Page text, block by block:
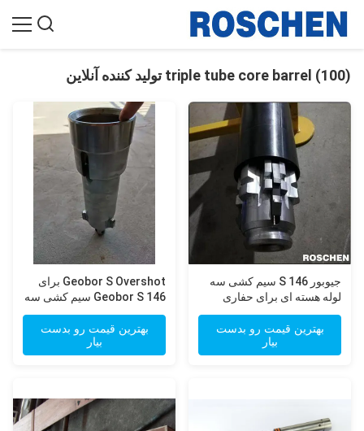
triple tube core barrel (100) تولید کننده آنلاین
جیوبور S 146 سیم کشی سه
لوله هسته ای برای حفاری
نمونه های بزرگ هسته الماس
بهترین قیمت رو بدست
بیار
Geobor S Overshot برای
Geobor S 146 سیم کشی سه
لوله هسته ای بشکه بلند کردن
نمونه های هسته ای
بهترین قیمت رو بدست
بیار